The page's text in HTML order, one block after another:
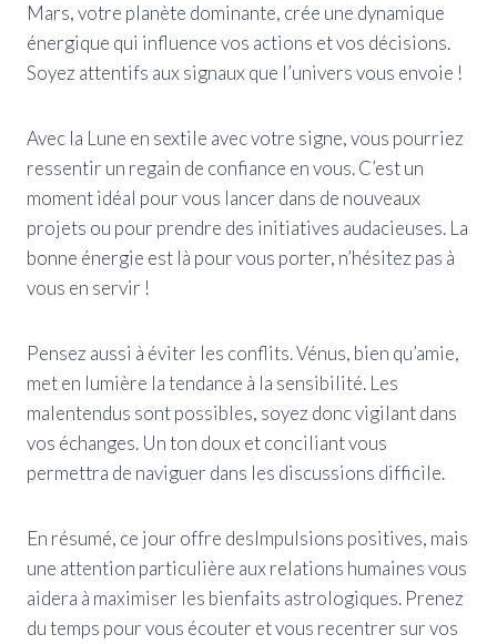
Mars, votre planète dominante, crée une dynamique
énergique qui influence vos actions et vos décisions.
Soyez attentifs aux signaux que l’univers vous envoie !
Avec la Lune en sextile avec votre signe, vous pourriez
ressentir un regain de confiance en vous. C’est un
moment idéal pour vous lancer dans de nouveaux
projets ou pour prendre des initiatives audacieuses. La
bonne énergie est là pour vous porter, n’hésitez pas à
vous en servir !
Pensez aussi à éviter les conflits. Vénus, bien qu’amie,
met en lumière la tendance à la sensibilité. Les
malentendus sont possibles, soyez donc vigilant dans
vos échanges. Un ton doux et conciliant vous
permettra de naviguer dans les discussions difficile.
En résumé, ce jour offre desImpulsions positives, mais
une attention particulière aux relations humaines vous
aidera à maximiser les bienfaits astrologiques. Prenez
du temps pour vous écouter et vous recentrer sur vos